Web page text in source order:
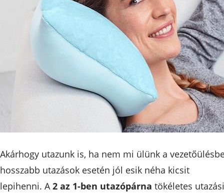
Akárhogy utazunk is, ha nem mi ülünk a
hosszabb utazások esetén jól esik néha kicsit
lepihenni. A 2 az 1-ben utazópárna tökéletes utazási